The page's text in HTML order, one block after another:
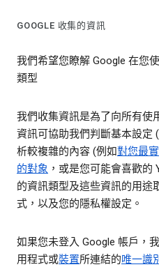
GOOGLE 收集的資訊
我們希望您瞭解 Google 在您
類型
我們收集資訊是為了向所有使
資訊可協助我們判斷基本設定
析較複雜的內容 (例如對您最
的對象 ，或是您可能會喜歡的
的資訊類型及這些資訊的用途
式，以及您的隱私權設定。
如果您未登入 Google 帳戶，
用程式或裝置所連結的唯一識